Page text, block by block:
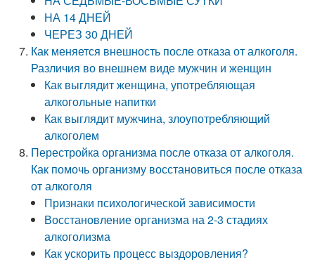
НА 14 ДНЕЙ
ЧЕРЕЗ 30 ДНЕЙ
Как меняется внешность после отказа от алкоголя.
Различия во внешнем виде мужчин и женщин
Как выглядит женщина, употребляющая
алкогольные напитки
Как выглядит мужчина, злоупотребляющий
алкоголем
Перестройка организма после отказа от алкоголя.
Как помочь организму восстановиться после отказа
от алкоголя
Признаки психологической зависимости
Восстановление организма на 2-3 стадиях
алкоголизма
Как ускорить процесс выздоровления?